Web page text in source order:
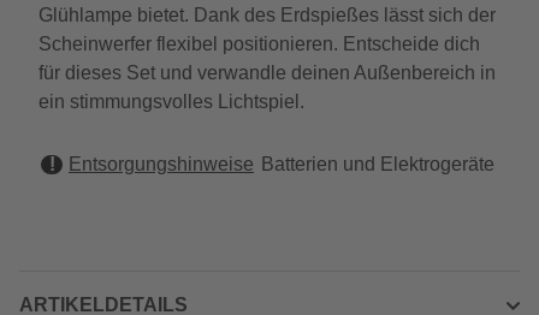
Glühlampe bietet. Dank des Erdspießes lässt sich der
Scheinwerfer flexibel positionieren. Entscheide dich
für dieses Set und verwandle deinen Außenbereich in
ein stimmungsvolles Lichtspiel.
Entsorgungshinweise Batterien und Elektrogeräte
ARTIKELDETAILS